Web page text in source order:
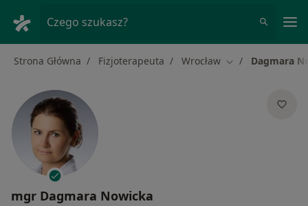
Czego szukasz?
Strona Główna Fizjoterapeuta Wrocław Zmień miasto
Dagmara
mgr Dagmara Nowicka